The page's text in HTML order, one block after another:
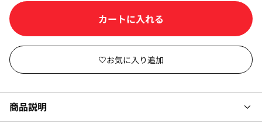
カートに入れる
商品説明